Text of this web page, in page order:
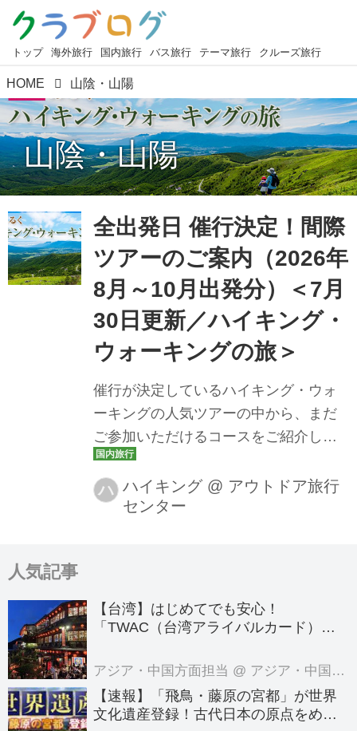
トップ 海外旅行 国内旅行 バス旅行 テーマ旅行 クルーズ旅行
HOME 山陰・山陽
山陰・山陽
全出発日 催行決定！間際
ツアーのご案内（2026年
8月～10月出発分）＜7月
30日更新／ハイキング・
ウォーキングの旅＞
催行が決定しているハイキング・ウォ
ーキングの人気ツアーの中から、まだ
ご参加いただけるコースをご紹介して
おります。「◇月◇日出発のツアーは
催行決定してるかしら？」「急にお休
みが取れたけれど今から間に合うツア
みください！
ハ ハイキング @ アウトドア旅行
センター
人気記事
【台湾】はじめてでも安心！
「TWAC（台湾アライバルカード）」
アジア・中国方面担当 @ アジア・中国旅行センター
【速報】「飛鳥・藤原の宮都」が世界
文化遺産登録！古代日本の原点をめぐ